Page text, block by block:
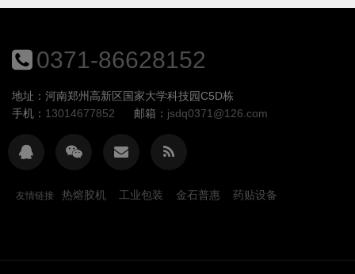
0371-86628152
地址：河南郑州高新区国家大学科技园C5D栋
手机： 13014677852 邮箱： jsdq0371@126.com
友情链接 热熔胶机 工业包装 金石普惠 药贴设备